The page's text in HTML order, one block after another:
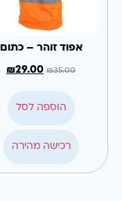
אפוד זוהר – כתום
₪35.00
₪29.00
הוספה לסל
רכישה מהירה